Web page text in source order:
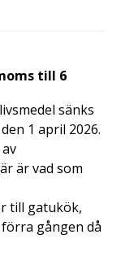
till 6
sänks
1 april 2026.
är vad som
till gatukök,
gången då